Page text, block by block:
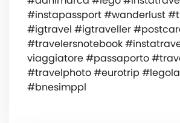
#instapassport #wanderlust
#igtravel #igtraveller
#travelersnotebook
viaggiatore #passaporto
#travelphoto #eurotrip
#bnesimppl